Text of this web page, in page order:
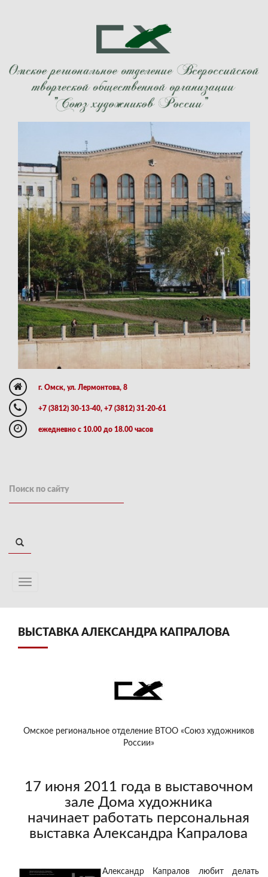
г. Омск, ул. Лермонтова, 8
+7 (3812) 30-13-40, +7 (3812) 31-20-61
ежедневно с 10.00 до 18.00 часов
ВЫСТАВКА АЛЕКСАНДРА КАПРАЛОВА
Омское региональное отделение ВТОО «Союз художников
России»
17 июня 2011 года в выставочном
зале Дома художника
начинает работать персональная
выставка Александра Капралова
Александр Капралов любит делать